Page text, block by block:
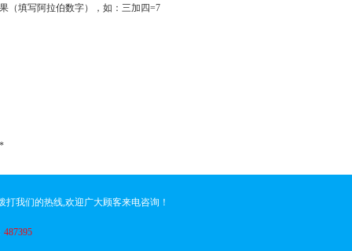
（填写阿拉伯数字），如：三加四=7
打我们的热线,欢迎广大顾客来电咨询！
487395